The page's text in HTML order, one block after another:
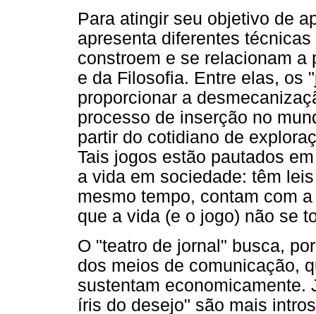
Para atingir seu objetivo de
apresenta diferentes
constroem e se relacionam
e da Filosofia. Entre elas, os
proporcionar a
processo de inserção no
partir do cotidiano de
Tais jogos estão pautados
a vida em sociedade: têm
mesmo tempo, contam com
que a vida (e o jogo) não se
O "teatro de jornal" busca,
dos meios de comunicação,
sustentam economicamente.
íris do desejo" são mais